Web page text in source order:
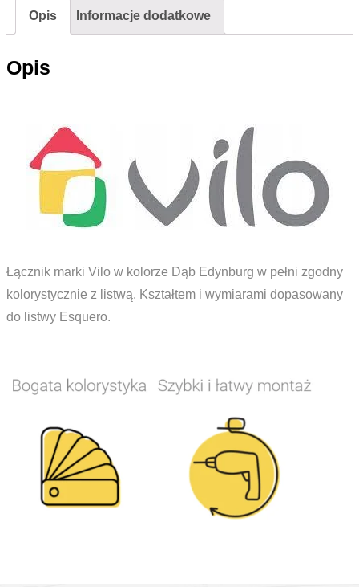
ESQ
Dąb
Opis Informacje dodatkowe
Opis
Łącznik marki Vilo w kolorze Dąb Edynburg w pełni zgodny
kolorystycznie z listwą. Kształtem i wymiarami dopasowany
do listwy Esquero.